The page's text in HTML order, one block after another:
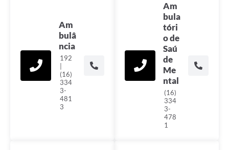
Am
bulâ
ncia
192
(16)
334
3-
481
3
Am
bula
tóri
o de
Saú
de
Me
ntal
(16)
334
3-
478
1